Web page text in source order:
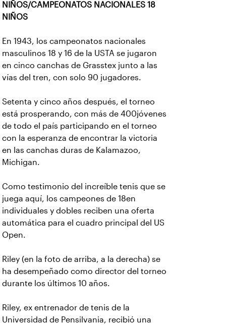
NIÑOS/CAMPEONATOS NACIONALES 18
NIÑOS
En 1943, los campeonatos nacionales
masculinos 18 y 16 de la USTA se jugaron
en cinco canchas de Grasstex junto a las
vías del tren, con solo 90 jugadores.
Setenta y cinco años después, el torneo
está prosperando, con más de 400jóvenes
de todo el país participando en el torneo
con la esperanza de encontrar la victoria
en las canchas duras de Kalamazoo,
Michigan.
Como testimonio del increíble tenis que se
juega aquí, los campeones de 18en
individuales y dobles reciben una oferta
automática para el cuadro principal del US
Open.
Riley (en la foto de arriba, a la derecha) se
ha desempeñado como director del torneo
durante los últimos 10 años.
Riley, ex entrenador de tenis de la
Universidad de Pensilvania, recibió una